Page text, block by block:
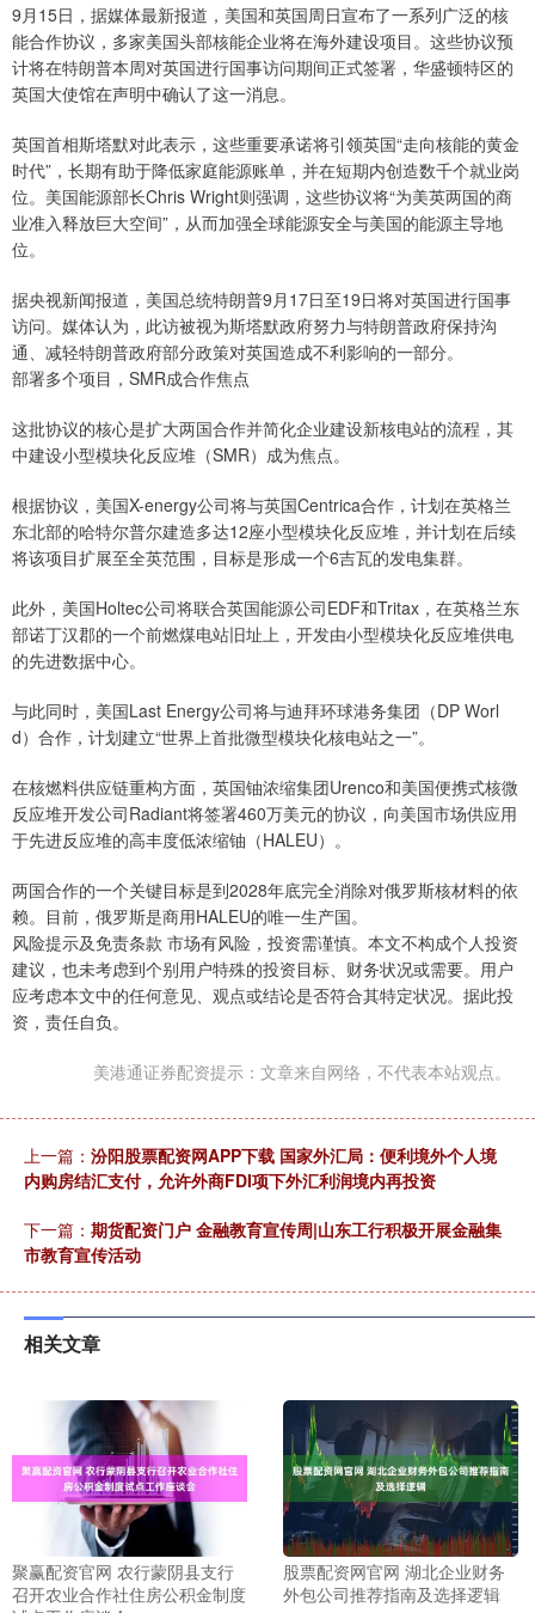
9月15日，据媒体最新报道，美国和英国周日宣布了一系列广泛的核
能合作协议，多家美国头部核能企业将在海外建设项目。这些协议预
计将在特朗普本周对英国进行国事访问期间正式签署，华盛顿特区的
英国大使馆在声明中确认了这一消息。
英国首相斯塔默对此表示，这些重要承诺将引领英国“走向核能的黄金
时代”，长期有助于降低家庭能源账单，并在短期内创造数千个就业岗
位。美国能源部长Chris Wright则强调，这些协议将“为美英两国的商
业准入释放巨大空间”，从而加强全球能源安全与美国的能源主导地
位。
据央视新闻报道，美国总统特朗普9月17日至19日将对英国进行国事
访问。媒体认为，此访被视为斯塔默政府努力与特朗普政府保持沟
通、减轻特朗普政府部分政策对英国造成不利影响的一部分。
部署多个项目，SMR成合作焦点
这批协议的核心是扩大两国合作并简化企业建设新核电站的流程，其
中建设小型模块化反应堆（SMR）成为焦点。
根据协议，美国X-energy公司将与英国Centrica合作，计划在英格兰
东北部的哈特尔普尔建造多达12座小型模块化反应堆，并计划在后续
将该项目扩展至全英范围，目标是形成一个6吉瓦的发电集群。
此外，美国Holtec公司将联合英国能源公司EDF和Tritax，在英格兰东
部诺丁汉郡的一个前燃煤电站旧址上，开发由小型模块化反应堆供电
的先进数据中心。
与此同时，美国Last Energy公司将与迪拜环球港务集团（DP Worl
d）合作，计划建立“世界上首批微型模块化核电站之一”。
在核燃料供应链重构方面，英国铀浓缩集团Urenco和美国便携式核微
反应堆开发公司Radiant将签署460万美元的协议，向美国市场供应用
于先进反应堆的高丰度低浓缩铀（HALEU）。
两国合作的一个关键目标是到2028年底完全消除对俄罗斯核材料的依
赖。目前，俄罗斯是商用HALEU的唯一生产国。
风险提示及免责条款 市场有风险，投资需谨慎。本文不构成个人投资
建议，也未考虑到个别用户特殊的投资目标、财务状况或需要。用户
应考虑本文中的任何意见、观点或结论是否符合其特定状况。据此投
资，责任自负。
美港通证券配资提示：文章来自网络，不代表本站观点。
上一篇： 汾阳股票配资网APP下载 国家外汇局：便利境外个人境
内购房结汇支付，允许外商FDI项下外汇利润境内再投资
下一篇： 期货配资门户 金融教育宣传周|山东工行积极开展金融集
市教育宣传活动
相关文章
聚赢配资官网 农行蒙阴县支行
召开农业合作社住房公积金制度
股票配资网官网 湖北企业财务
外包公司推荐指南及选择逻辑